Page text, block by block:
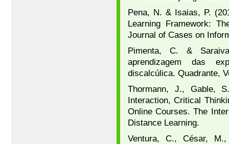
Pena, N. & Isaias, P.
Learning Framework:
Journal of Cases on
Pimenta, C. &
aprendizagem das
discalcúlica. Quadrante,
Thormann, J., Gable,
Interaction, Critical
Online Courses. The
Distance Learning.
Ventura, C., César,